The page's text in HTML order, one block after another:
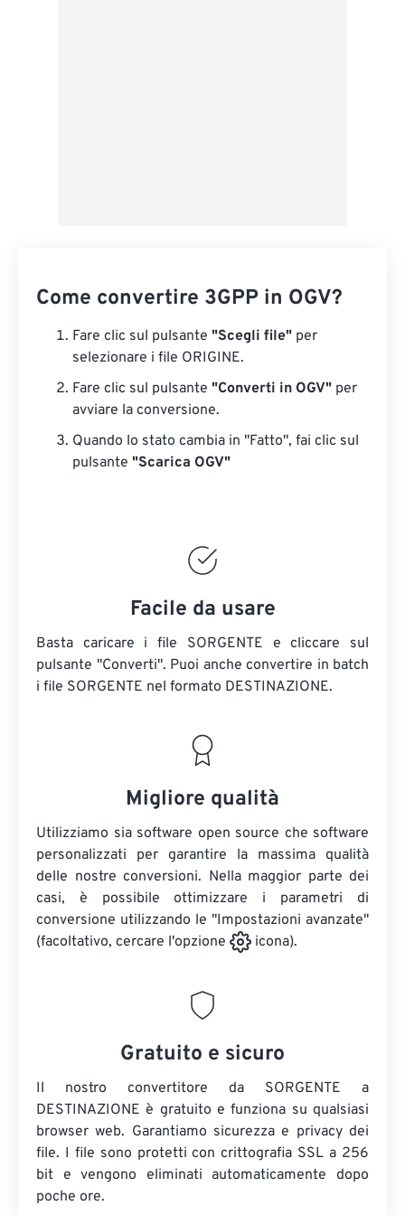
Come convertire 3GPP in OGV?
Fare clic sul pulsante "Scegli file" per
selezionare i file ORIGINE.
Fare clic sul pulsante "Converti in OGV" per
avviare la conversione.
Quando lo stato cambia in "Fatto", fai clic sul
pulsante "Scarica OGV"
Facile da usare
Basta caricare i file SORGENTE e cliccare sul
pulsante "Converti". Puoi anche convertire in batch
i file SORGENTE nel formato DESTINAZIONE.
Migliore qualità
Utilizziamo sia software open source che software
personalizzati per garantire la massima qualità
delle nostre conversioni. Nella maggior parte dei
casi, è possibile ottimizzare i parametri di
conversione utilizzando le "Impostazioni avanzate"
(facoltativo, cercare l'opzione
icona).
Gratuito e sicuro
Il nostro convertitore da SORGENTE a
DESTINAZIONE è gratuito e funziona su qualsiasi
browser web. Garantiamo sicurezza e privacy dei
file. I file sono protetti con crittografia SSL a 256
bit e vengono eliminati automaticamente dopo
poche ore.